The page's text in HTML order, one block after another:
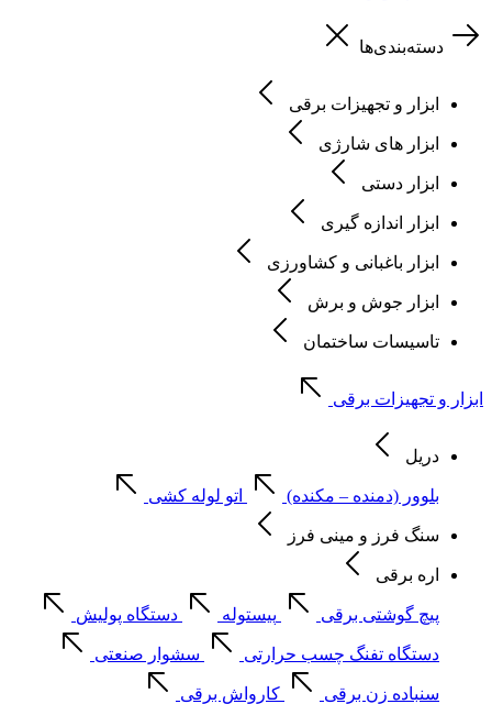
دسته‌بندی‌ها
ابزار و تجهیزات برقی
ابزار های شارژی
ابزار دستی
ابزار اندازه گیری
ابزار باغبانی و کشاورزی
ابزار جوش و برش
تاسیسات ساختمان
ابزار و تجهیزات برقی
دریل
بلوور (دمنده – مکنده) اتو لوله کشی
سنگ فرز و مینی فرز
اره برقی
پیچ گوشتی برقی پیستوله دستگاه پولیش
دستگاه تفنگ چسب حرارتی سشوار صنعتی
سنباده زن برقی کارواش برقی